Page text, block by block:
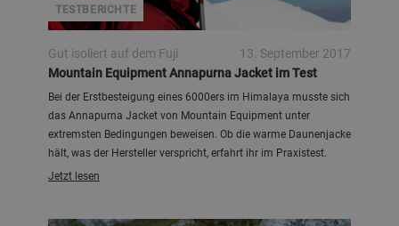
TESTBERICHTE
Gut isoliert auf dem Fuji
13. September 2017
Mountain Equipment Annapurna Jacket im Test
Bei der Erstbesteigung eines 6000ers im Himalaya musste sich
das Annapurna Jacket von Mountain Equipment unter
extremsten Bedingungen beweisen. Ob die warme Daunenjacke
hält, was der Hersteller verspricht, erfahrt ihr im Praxistest.
Jetzt lesen